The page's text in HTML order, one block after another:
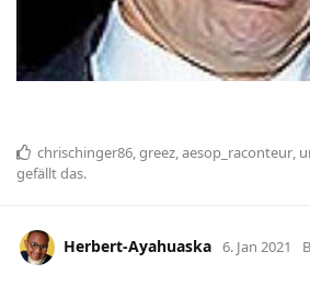
chrischinger86,greez,aesop_raconteur,
gefällt das.
Herbert-Ayahuaska 6. Jan 2021